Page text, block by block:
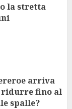
la stretta
arriva
ridurre fino al
spalle?